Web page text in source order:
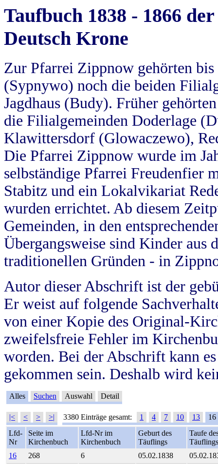
Taufbuch 1838 - 1866
Deutsch Krone
Zur Pfarrei Zippnow gehörten
(Sypnywo) noch die beiden
Jagdhaus (Budy). Früher
die Filialgemeinden Doderlage
Klawittersdorf (Glowaczewo),
Die Pfarrei Zippnow wurde im
selbständige Pfarrei Freudenfier
Stabitz und ein Lokalvikariat
wurden errichtet. Ab diesem
Gemeinden, in den
Übergangsweise sind Kinder aus
traditionellen Gründen - in
Autor dieser Abschrift ist der
Er weist auf folgende
von einer Kopie des Original-
zweifelsfreie Fehler im
worden. Bei der Abschrift kann
gekommen sein. Deshalb wird
Alles Suchen Auswahl Detail
|< < > >| 3380 Einträge gesamt: 1 4 7 10 13
16
Lfd-
Nr
Seite im
Kirchenbuch
Lfd-Nr im
Kirchenbuch
Geburt des
Täuflings
Taufe
Täuflings
16
268 6 05.02.1838